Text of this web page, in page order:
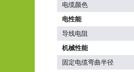
电缆颜色
电性能
导线电阻
机械性能
固定电缆弯曲半径